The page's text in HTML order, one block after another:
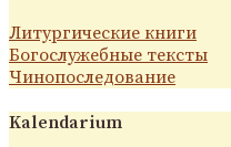
Литургические книги
Богослужебные тексты
Чинопоследование
Kalendarium